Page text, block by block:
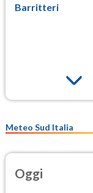
Barritteri
Meteo Sud Italia
Oggi